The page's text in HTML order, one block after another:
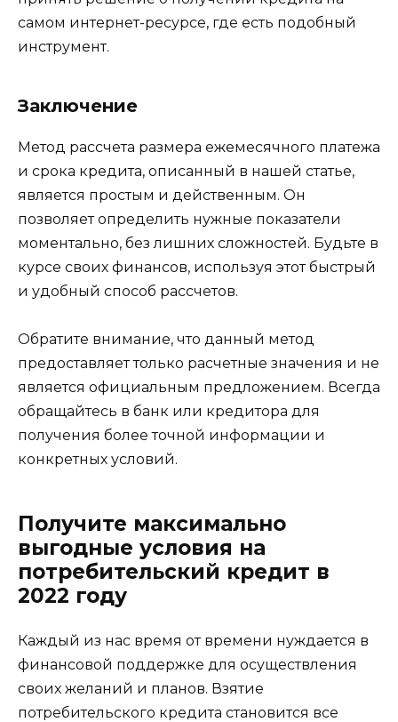
самом интернет-ресурсе, где есть подобный
инструмент.
Заключение
Метод рассчета размера ежемесячного платежа
и срока кредита, описанный в нашей статье,
является простым и действенным. Он
позволяет определить нужные показатели
моментально, без лишних сложностей. Будьте в
курсе своих финансов, используя этот быстрый
и удобный способ рассчетов.
Обратите внимание, что данный метод
предоставляет только расчетные значения и не
является официальным предложением. Всегда
обращайтесь в банк или кредитора для
получения более точной информации и
конкретных условий.
Получите максимально
выгодные условия на
потребительский кредит в
2022 году
Каждый из нас время от времени нуждается в
финансовой поддержке для осуществления
своих желаний и планов. Взятие
потребительского кредита становится все